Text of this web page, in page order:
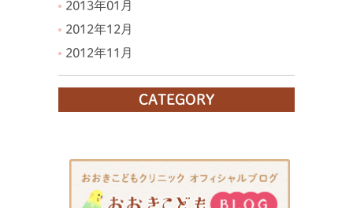
2013年01月
2012年12月
2012年11月
CATEGORY